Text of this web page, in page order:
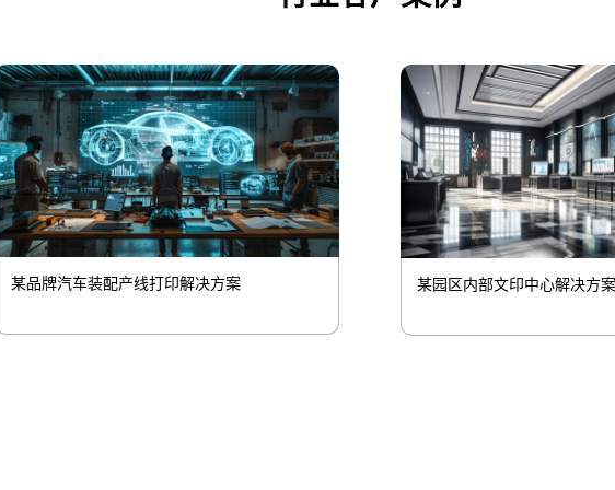
某品牌汽车装配产线打印解决方案 某园区内部文印中心解决方案